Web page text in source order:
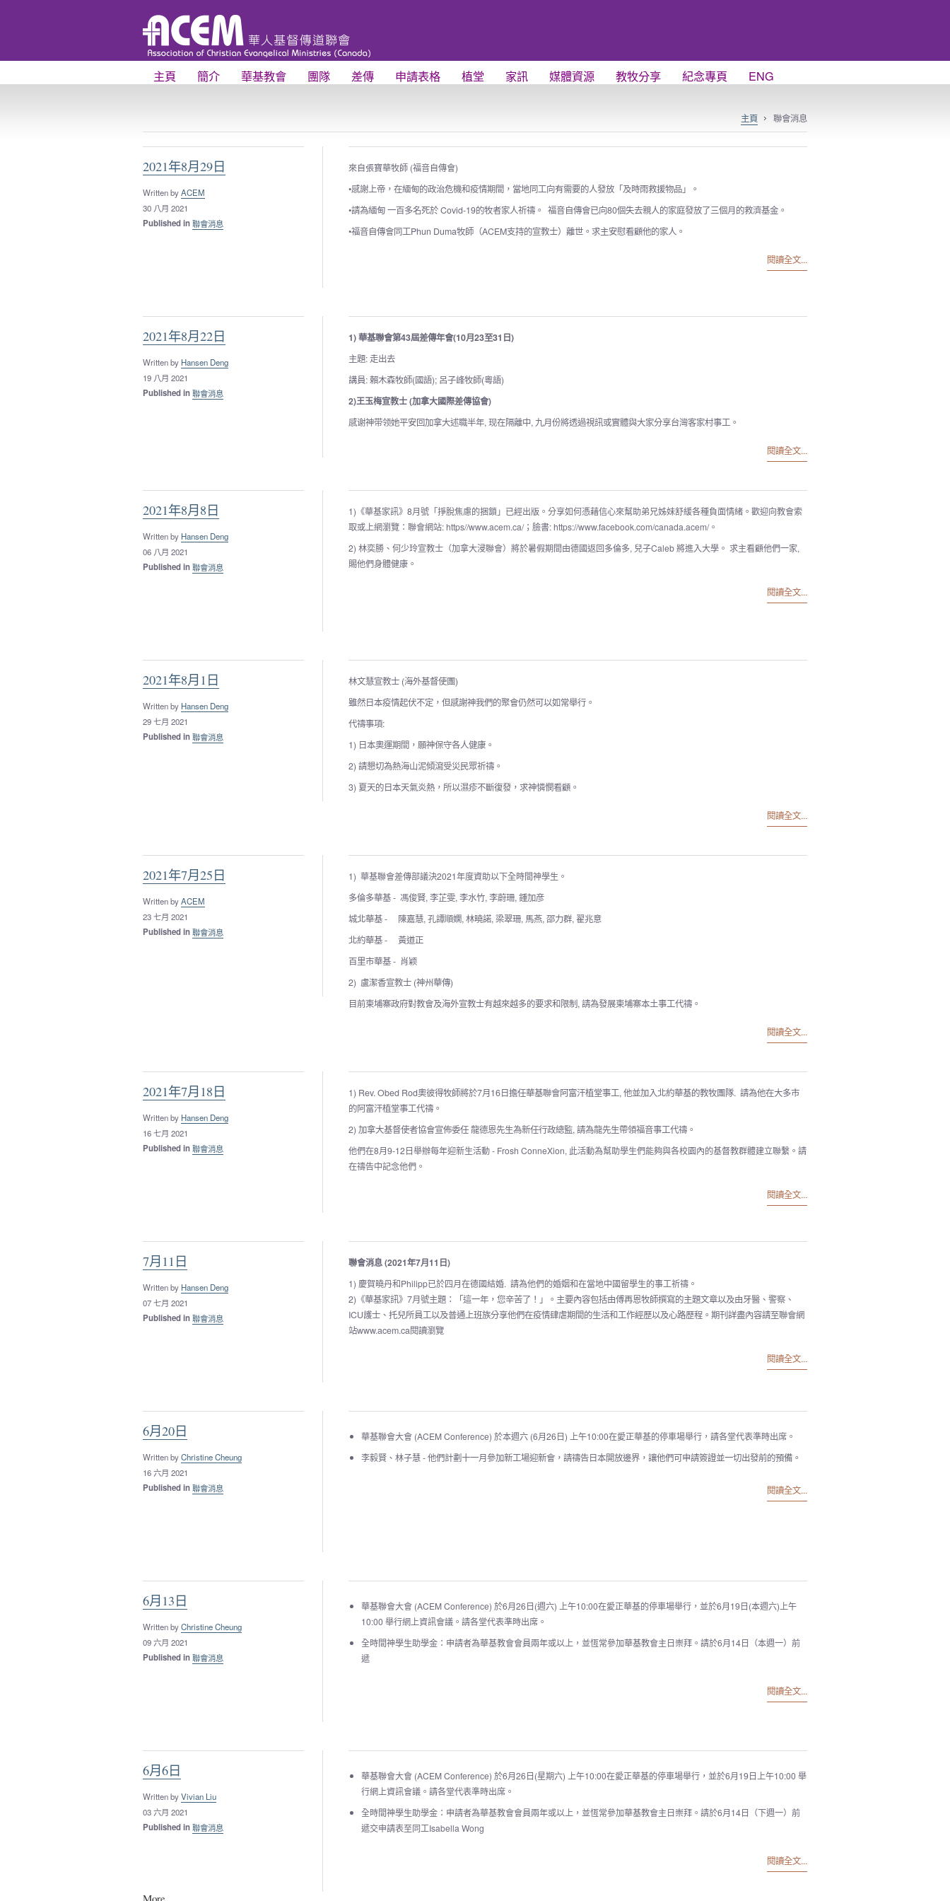
主頁 簡介 華基教會 團隊 差傳 申請表格 植堂 家訊 媒體資源 教牧分享 紀念專頁 ENG
主頁 聯會消息
2021年8月29日
Written byACEM
30 八月 2021
Published in聯會消息
來自張寶華牧師 (福音自傳會)
•感謝上帝，在緬甸的政治危機和疫情期間，當地同工向有需要的人發放「及時雨救援物品」。
•請為緬甸 一百多名死於 Covid-19的牧者家人祈禱。 福音自傳會已向80個失去親人的家庭發放了三個月的救濟基金。
•福音自傳會同工Phun Duma牧師（ACEM支持的宣教士）離世。求主安慰看顧他的家人。
閱讀全文...
2021年8月22日
Written by Hansen Deng
19 八月 2021
Published in聯會消息
1) 華基聯會第43屆差傳年會(10月23至31日)
主題: 走出去
講員: 賴木森牧師(國語); 呂子峰牧師(粵語)
2)王玉梅宣教士 (加拿大國際差傳協會)
感谢神带领她平安回加拿大述職半年, 现在隔離中, 九月份將透過視訊或實體與大家分享台灣客家村事工。
閱讀全文...
2021年8月8日
Written by Hansen Deng
06 八月 2021
Published in聯會消息
1)《華基家訊》8月號「掙脫焦慮的捆鎖」已經出版。分享如何憑藉信心來幫助弟兄姊妹舒緩各種負面情緒。歡迎向教會索
取或上網瀏覽：聯會網站:https//www.acem.ca/；臉書: https://www.facebook.com/canada.acem/。
2)林奕勝、何少玲宣教士（加拿大浸聯會）將於暑假期間由德國返回多倫多, 兒子Caleb 將進入大學。 求主看顧他們一家,
賜他們身體健康。
閱讀全文...
2021年8月1日
Written by Hansen Deng
29 七月 2021
Published in聯會消息
林文慧宣教士 (海外基督使團)
雖然日本疫情起伏不定，但感謝神我們的聚會仍然可以如常舉行。
代禱事項:
1) 日本奧運期間，願神保守各人健康。
2) 請懇切為熱海山泥傾瀉受災民眾祈禱。
3) 夏天的日本天氣炎熱，所以濕疹不斷復發，求神憐憫看顧。
閱讀全文...
2021年7月25日
Written byACEM
23 七月 2021
Published in聯會消息
1) 華基聯會差傳部議決2021年度資助以下全時間神學生。
多倫多華基 - 馮俊賢, 李芷雯, 李水竹, 李蔚珊, 鍾加彦
城北華基 - 陳嘉慧, 孔譚順嫻, 林曉諾, 梁翠珊, 馬燕, 邵力群, 翟兆意
北約華基 - 黃道正
百里市華基 - 肖颖
2) 盧潔香宣教士 (神州華傳)
目前柬埔寨政府對教會及海外宣教士有越來越多的要求和限制, 請為發展柬埔寨本土事工代禱。
閱讀全文...
2021年7月18日
Written by Hansen Deng
16 七月 2021
Published in聯會消息
1) Rev. Obed Rod奧彼得牧師將於7月16日擔任華基聯會阿富汗植堂事工, 他並加入北約華基的教牧團隊. 請為他在大多市
的阿富汗植堂事工代禱。
2) 加拿大基督使者協會宣佈委任 龍德恩先生為新任行政總監, 請為龍先生帶領福音事工代禱。
他們在8月9-12日舉辦每年迎新生活動 - Frosh ConneXion, 此活動為幫助學生們能夠與各校園內的基督教群體建立聯繫。請
在禱告中記念他們。
閱讀全文...
7月11日
Written by Hansen Deng
07 七月 2021
Published in聯會消息
聯會消息 (2021年7月11日)
1) 慶賀曉丹和Philipp已於四月在德國結婚. 請為他們的婚姻和在當地中國留學生的事工祈禱。
2)《華基家訊》7月號主題：「這一年，您辛苦了！」。主要內容包括由傅再恩牧師撰寫的主題文章以及由牙醫、警察、
ICU護士、托兒所員工以及普通上班族分享他們在疫情肆虐期間的生活和工作經歷以及心路歷程。期刊詳盡內容請至聯會網
站www.acem.ca閱讀瀏覽
閱讀全文...
6月20日
Written byChristine Cheung
16 六月 2021
Published in聯會消息
華基聯會大會 (ACEM Conference) 於本週六 (6月26日) 上午10:00在愛正華基的停車場舉行，請各堂代表準時出席。
李毅賢、林子慧 -他們計劃十一月參加新工場迎新會，請禱告日本開放邊界，讓他們可申請簽證並一切出發前的預備。
閱讀全文...
6月13日
Written byChristine Cheung
09 六月 2021
Published in聯會消息
華基聯會大會 (ACEM Conference) 於6月26日(週六) 上午10:00在愛正華基的停車場舉行，並於6月19日(本週六)上午
10:00 舉行網上資訊會議。請各堂代表準時出席。
全時間神學生助學金：申請者為華基教會會員兩年或以上，並恆常參加華基教會主日崇拜。請於6月14日（本週一）前
遞
閱讀全文...
6月6日
Written byVivian Liu
03 六月 2021
Published in聯會消息
華基聯會大會 (ACEM Conference) 於6月26日(星期六) 上午10:00在愛正華基的停車場舉行，並於6月19日上午10:00 舉
行網上資訊會議。請各堂代表準時出席。
全時間神學生助學金：申請者為華基教會會員兩年或以上，並恆常參加華基教會主日崇拜。請於6月14日（下週一）前
遞交申請表至同工Isabella Wong
閱讀全文...
More...